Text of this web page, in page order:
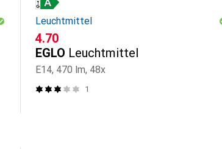
Leuchtmittel
CHF
4.70
EGLO Leuchtmittel
E14, 470 lm, 48x
1